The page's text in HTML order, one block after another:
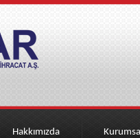
Hakkımızda